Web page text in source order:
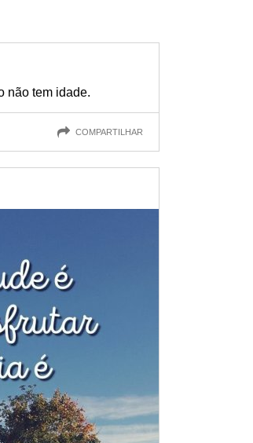
não tem idade.
COMPARTILHAR